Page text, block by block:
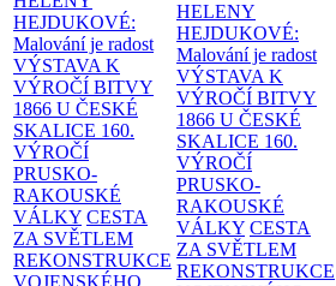
HEJDUKOVÉ:
Malování je radost
VÝSTAVA K
VÝROČÍ BITVY
1866 U ČESKÉ
SKALICE 160.
VÝROČÍ
PRUSKO-
RAKOUSKÉ
VÁLKY CESTA
ZA SVĚTLEM
REKONSTRUKCE
VOJENSKÉHO
HELENY
HEJDUKOVÉ:
Malování je radost
VÝSTAVA K
VÝROČÍ BITVY
1866 U ČESKÉ
SKALICE 160.
VÝROČÍ
PRUSKO-
RAKOUSKÉ
VÁLKY CESTA
ZA SVĚTLEM
REKONSTRUKCE